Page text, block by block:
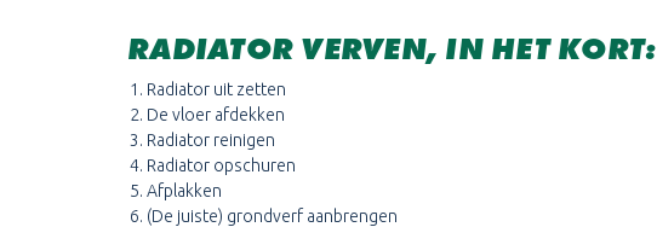
RADIATOR VERVEN, IN HET KORT:
Radiator uit zetten
De vloer afdekken
Radiator reinigen
Radiator opschuren
Afplakken
(De juiste) grondverf aanbrengen